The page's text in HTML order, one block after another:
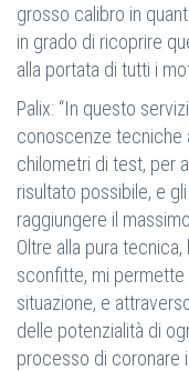
grosso calibro in
in grado di ricoprire
alla portata di tutti i
Palix: “In questo
conoscenze tecniche
chilometri di test, per
risultato possibile, e
raggiungere il
Oltre alla pura
sconfitte, mi permette
situazione, e
delle potenzialità di
processo di coronare